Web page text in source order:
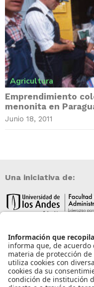
Agricultura
Emprendimiento
menonita en
Junio 18, 2011
Una iniciativa de:
Información de
info@aneia.edu.co
Bogotá, Colombia